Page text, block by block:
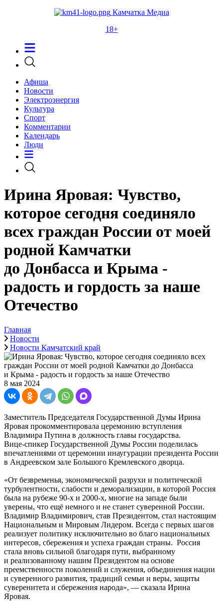
Камчатка Медиа
18+
Афиша
Новости
Электроэнергия
Культура
Спорт
Комментарии
Календарь
Люди
Ирина Яровая: Чувство,
которое сегодня соединяло
всех граждан России от моей
родной Камчатки
до Донбасса и Крыма -
радость и гордость за наше
Отечество
Главная
Новости
Новости Камчатский край
8 мая 2024
Заместитель Председателя Государственной Думы Ирина
Яровая прокомментировала церемонию вступления
Владимира Путина в должность главы государства.
Вице-спикер Государственной Думы России поделилась
впечатлениями от церемонии инаугурации президента России
в Андреевском зале Большого Кремлевского дворца.
«От безвременья, экономической разрухи и политической
турбулентности, слабости и деморализации, в которой Россия
была на рубеже 90-х и 2000-х, многие на западе были
уверены, что ещё немного и не станет суверенной России.
Владимир Владимирович, став Президентом, стал настоящим
Национальным и Мировым Лидером. Всегда с первых шагов
реализует политику исключительно во благо национальных
интересов, сбережения и успеха граждан страны. Россия
стала вновь сильной благодаря пути, выбранному
и реализованному нашим Президентом на основе
преемственности поколений и служения, объединения нации
и суверенного развития, традиций семьи и веры, защиты
суверенитета и сбережения народа», — сказала Ирина
Яровая.